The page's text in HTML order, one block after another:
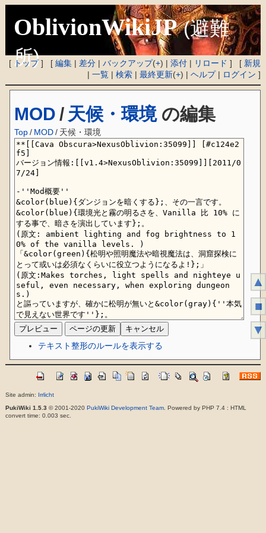
OblivionWikiJP (避難
所)
[ トップ] [編集 | 差分 |バックアップ(+) |添付 | リロード ] [ 新規
|一覧 |検索 |最終更新(+) |ヘルプ| ログイン ]
MOD / 天候・環境の編集
Top / MOD/ 天候・環境
テキスト整形のルールを表示する
Site admin: Irrlicht
PukiWiki 1.5.3 © 2001-2020 PukiWiki Development Team. Powered by PHP 7.4 : HTML
convert time: 0.003 sec.
▲
■
▼